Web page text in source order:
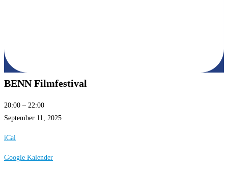
BENN Filmfestival
BENN
Filmfestival
20:00 – 22:00
September 11, 2025
iCal
Google Kalender